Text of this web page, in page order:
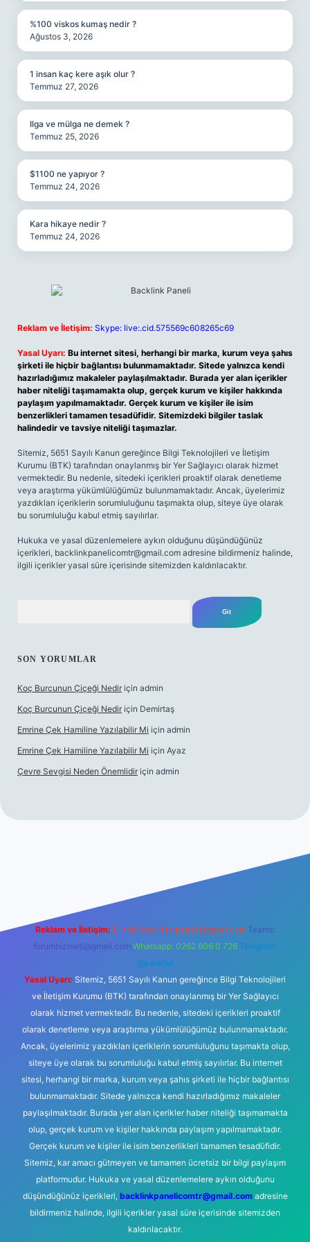
%100 viskos kumaş nedir ?
Ağustos 3, 2026
1 insan kaç kere aşık olur ?
Temmuz 27, 2026
Ilga ve mülga ne demek ?
Temmuz 25, 2026
$1100 ne yapıyor ?
Temmuz 24, 2026
Kara hikaye nedir ?
Temmuz 24, 2026
Reklam ve İletişim: Skype: live:.cid.575569c608265c69
Yasal Uyarı: Bu internet sitesi, herhangi bir marka, kurum veya şahıs
şirketi ile hiçbir bağlantısı bulunmamaktadır. Sitede yalnızca kendi
hazırladığımız makaleler paylaşılmaktadır. Burada yer alan içerikler
haber niteliği taşımamakta olup, gerçek kurum ve kişiler hakkında
paylaşım yapılmamaktadır. Gerçek kurum ve kişiler ile isim
benzerlikleri tamamen tesadüfidir. Sitemizdeki bilgiler taslak
halindedir ve tavsiye niteliği taşımazlar.
Sitemiz, 5651 Sayılı Kanun gereğince Bilgi Teknolojileri ve İletişim
Kurumu (BTK) tarafından onaylanmış bir Yer Sağlayıcı olarak hizmet
vermektedir. Bu nedenle, sitedeki içerikleri proaktif olarak denetleme
veya araştırma yükümlülüğümüz bulunmamaktadır. Ancak, üyelerimiz
yazdıkları içeriklerin sorumluluğunu taşımakta olup, siteye üye olarak
bu sorumluluğu kabul etmiş sayılırlar.
Hukuka ve yasal düzenlemelere aykırı olduğunu düşündüğünüz
içerikleri, backlinkpanelicomtr@gmail.com adresine bildirmeniz halinde,
ilgili içerikler yasal süre içerisinde sitemizden kaldırılacaktır.
SON YORUMLAR
Koç Burcunun Çiçeği Nedir için admin
Koç Burcunun Çiçeği Nedir için Demirtaş
Emrine Çek Hamiline Yazılabilir Mi için admin
Emrine Çek Hamiline Yazılabilir Mi için Ayaz
Çevre Sevgisi Neden Önemlidir için admin
Reklam ve İletişim: E-mail: backlinkpaneli@gmail.com Teams:
forumhizmeti@gmail.com Whatsapp: 0262 606 0 726 Telegram:
@karabul
Yasal Uyarı: Sitemiz, 5651 Sayılı Kanun gereğince Bilgi Teknolojileri
ve İletişim Kurumu (BTK) tarafından onaylanmış bir Yer Sağlayıcı
olarak hizmet vermektedir. Bu nedenle, sitedeki içerikleri proaktif
olarak denetleme veya araştırma yükümlülüğümüz bulunmamaktadır.
Ancak, üyelerimiz yazdıkları içeriklerin sorumluluğunu taşımakta olup,
siteye üye olarak bu sorumluluğu kabul etmiş sayılırlar. Bu internet
sitesi, herhangi bir marka, kurum veya şahıs şirketi ile hiçbir bağlantısı
bulunmamaktadır. Sitede yalnızca kendi hazırladığımız makaleler
paylaşılmaktadır. Burada yer alan içerikler haber niteliği taşımamakta
olup, gerçek kurum ve kişiler hakkında paylaşım yapılmamaktadır.
Gerçek kurum ve kişiler ile isim benzerlikleri tamamen tesadüfidir.
Sitemiz, kar amacı gütmeyen ve tamamen ücretsiz bir bilgi paylaşım
platformudur. Hukuka ve yasal düzenlemelere aykırı olduğunu
düşündüğünüz içerikleri, backlinkpanelicomtr@gmail.comadresine
bildirmeniz halinde, ilgili içerikler yasal süre içerisinde sitemizden
kaldırılacaktır.